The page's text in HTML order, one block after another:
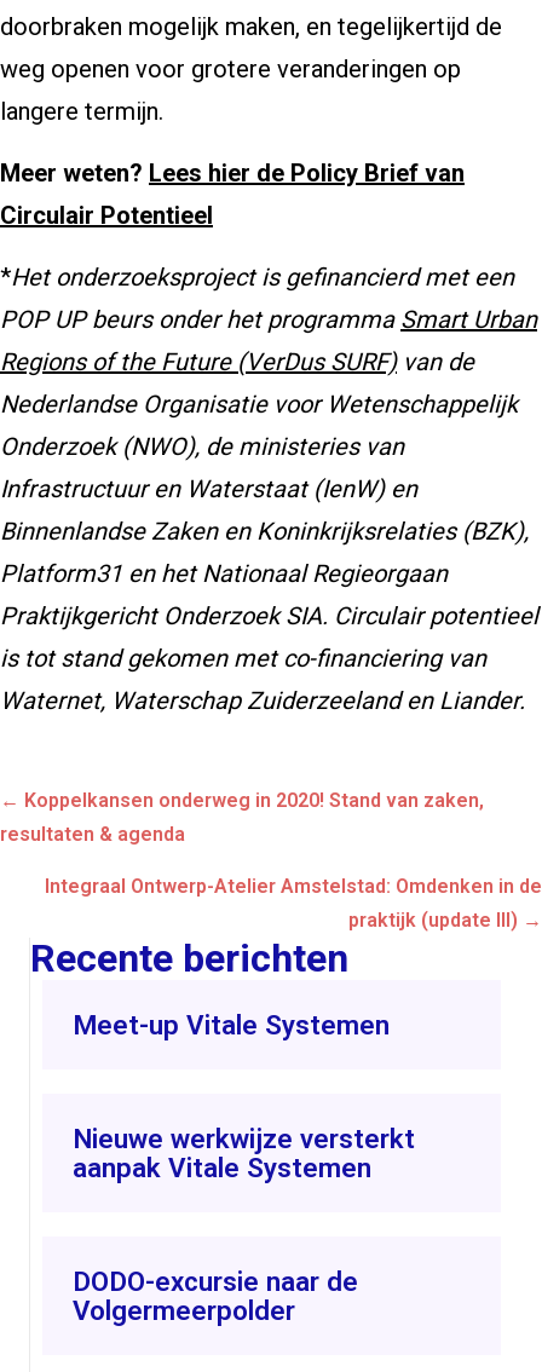
doorbraken mogelijk maken, en tegelijkertijd de
weg openen voor grotere veranderingen op
langere termijn.
Meer weten? Lees hier de Policy Brief van
Circulair Potentieel
*Het onderzoeksproject is gefinancierd met een
POP UP beurs onder het programma Smart Urban
Regions of the Future (VerDus SURF)van de
Nederlandse Organisatie voor Wetenschappelijk
Onderzoek (NWO), de ministeries van
Infrastructuur en Waterstaat (IenW) en
Binnenlandse Zaken en Koninkrijksrelaties (BZK),
Platform31 en het Nationaal Regieorgaan
Praktijkgericht Onderzoek SIA. Circulair potentieel
is tot stand gekomen met co-financiering van
Waternet, Waterschap Zuiderzeeland en Liander.
Posts
navigation
← Koppelkansen onderweg in 2020! Stand van zaken,
resultaten & agenda
Integraal Ontwerp-Atelier Amstelstad: Omdenken in de
praktijk (update III) →
Recente berichten
Meet-up Vitale Systemen
Nieuwe werkwijze versterkt
aanpak Vitale Systemen
DODO-excursie naar de
Volgermeerpolder